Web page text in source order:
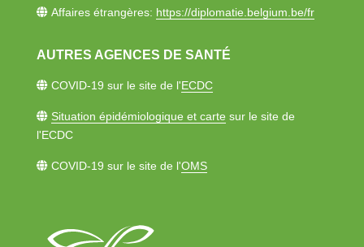
Affaires étrangères: https://diplomatie.belgium.be/fr​
AUTRES AGENCES DE SANTÉ​
COVID-19 sur le site de l'ECDC
Situation épidémiologique et carte sur le site de
l'ECDC
COVID-19 sur le site de​ l'OMS